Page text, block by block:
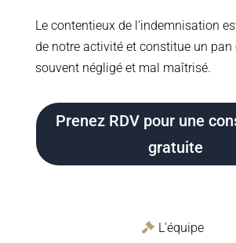
Le contentieux de l’indemnisation
de notre activité et constitue un pan
souvent négligé et mal maîtrisé.
Prenez RDV pour une
gratuite
L'équipe